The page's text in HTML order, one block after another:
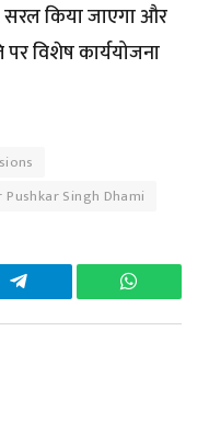
सरल किया जाएगा और
विशेष कार्ययोजना
Singh Dhami
Telegram